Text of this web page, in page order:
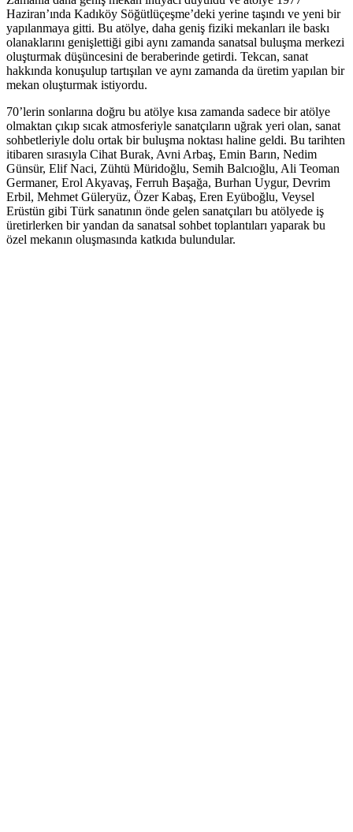
Haziran’ında Kadıköy Söğütlüçeşme’deki yerine taşındı ve yeni bir
yapılanmaya gitti. Bu atölye, daha geniş fiziki mekanları ile baskı
olanaklarını genişlettiği gibi aynı zamanda sanatsal buluşma merkezi
oluşturmak düşüncesini de beraberinde getirdi. Tekcan, sanat
hakkında konuşulup tartışılan ve aynı zamanda da üretim yapılan bir
mekan oluşturmak istiyordu.
70’lerin sonlarına doğru bu atölye kısa zamanda sadece bir atölye
olmaktan çıkıp sıcak atmosferiyle sanatçıların uğrak yeri olan, sanat
sohbetleriyle dolu ortak bir buluşma noktası haline geldi. Bu tarihten
itibaren sırasıyla Cihat Burak, Avni Arbaş, Emin Barın, Nedim
Günsür, Elif Naci, Zühtü Müridoğlu, Semih Balcıoğlu, Ali Teoman
Germaner, Erol Akyavaş, Ferruh Başağa, Burhan Uygur, Devrim
Erbil, Mehmet Güleryüz, Özer Kabaş, Eren Eyüboğlu, Veysel
Erüstün gibi Türk sanatının önde gelen sanatçıları bu atölyede iş
üretirlerken bir yandan da sanatsal sohbet toplantıları yaparak bu
özel mekanın oluşmasında katkıda bulundular.